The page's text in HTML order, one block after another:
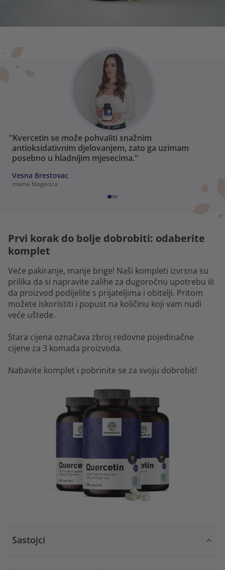
"Kvercetin se može pohvaliti snažnim
antioksidativnim djelovanjem, zato ga uzimam
posebno u hladnijim mjesecima."
Vesna Brestovac
mama blogerica
Prvi korak do bolje dobrobiti: odaberite
komplet
Veće pakiranje, manje brige! Naši kompleti izvrsna su
prilika da si napravite zalihe za dugoročnu upotrebu ili
da proizvod podijelite s prijateljima i obitelji. Pritom
možete iskoristiti i popust na količinu koji vam nudi
veće uštede.
Stara cijena označava zbroj redovne pojedinačne
cijene za 3 komada proizvoda.
Nabavite komplet i pobrinite se za svoju dobrobit!
Sastojci